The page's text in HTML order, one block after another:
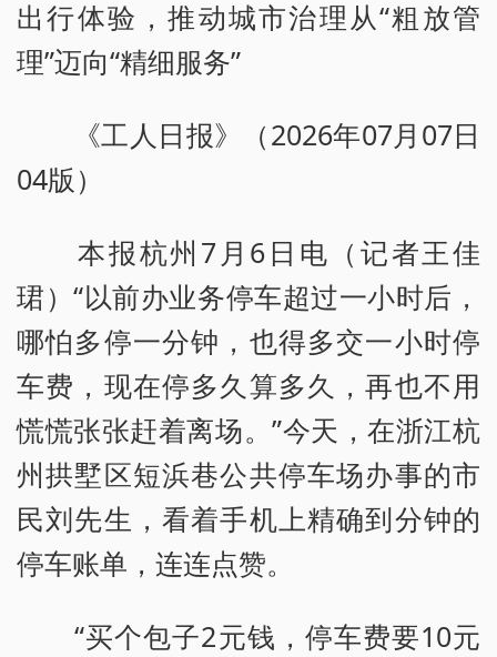
出行体验，推动城市治理从“粗放管
理”迈向“精细服务”
《工人日报》（2026年07月07日
04版）
本报杭州7月6日电（记者王佳
珺）“以前办业务停车超过一小时后，
哪怕多停一分钟，也得多交一小时停
车费，现在停多久算多久，再也不用
慌慌张张赶着离场。”今天，在浙江杭
州拱墅区短浜巷公共停车场办事的市
民刘先生，看着手机上精确到分钟的
停车账单，连连点赞。
“买个包子2元钱，停车费要10元